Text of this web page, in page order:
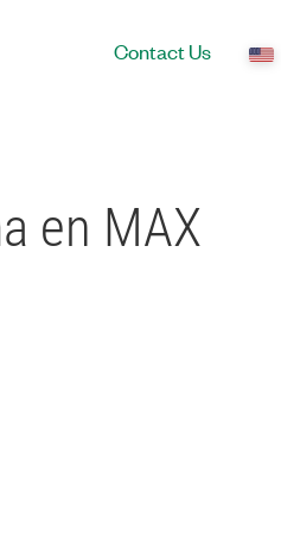
Contact Us
en MAX